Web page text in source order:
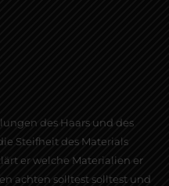
des Haars und des
Steifheit des Materials
er welche Materialien er
achten solltest solltest und